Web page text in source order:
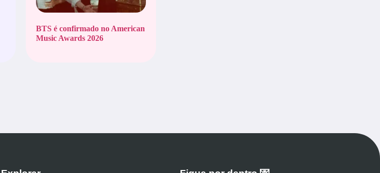
BTS é confirmado no American
Music Awards 2026